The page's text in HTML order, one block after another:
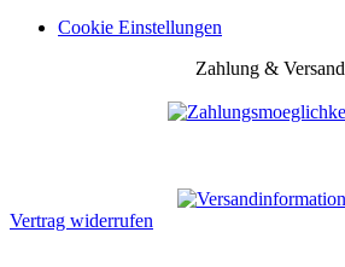
Cookie Einstellungen
Zahlung & Versand
Vertrag widerrufen